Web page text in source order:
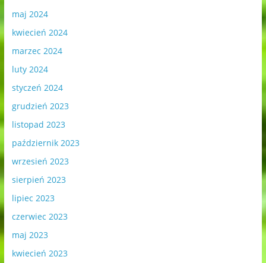
maj 2024
kwiecień 2024
marzec 2024
luty 2024
styczeń 2024
grudzień 2023
listopad 2023
październik 2023
wrzesień 2023
sierpień 2023
lipiec 2023
czerwiec 2023
maj 2023
kwiecień 2023